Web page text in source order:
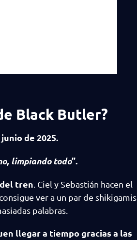
Black Butler?
de 2025.
limpiando todo”.
tren. Ciel y Sebastián hacen el
ver a un par de shikigamis
palabras.
llegar a tiempo gracias a las